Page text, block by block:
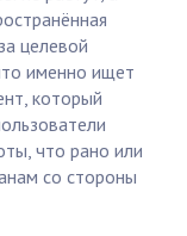
целевой
именно ищет
который
что рано или
со стороны